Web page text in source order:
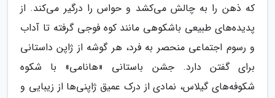
که ذهن را به چالش می‌کشد و حواس را درگیر می‌کند. از
پدیده‌های طبیعی باشکوهی مانند کوه فوجی گرفته تا آداب
و رسوم اجتماعی منحصر به فرد، هر گوشه از ژاپن داستانی
برای گفتن دارد. جشن باستانی «هانامی» با شکوه
شکوفه‌های گیلاس، نمادی از درک عمیق ژاپنی‌ها از زیبایی و